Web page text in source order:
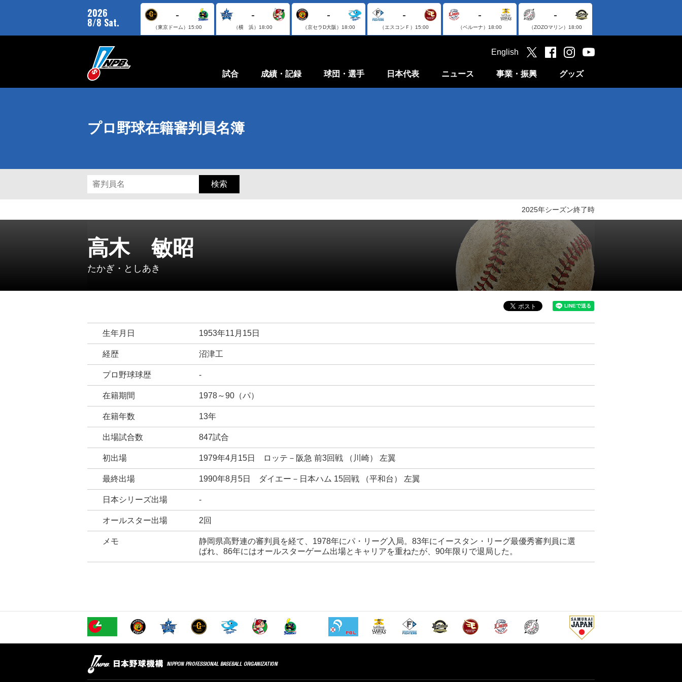
2026
8/8 Sat.
-
（東京ドーム） 15:00
-
（横 浜） 18:00
-
（京セラD大阪） 18:00
-
（エスコンＦ） 15:00
-
（ベルーナ） 18:00
-
（ZOZOマリン） 18:00
試合 成績・記録 球団・選手 日本代表 ニュース 事業・振興 グッズ
English
プロ野球在籍審判員名簿
2025年シーズン終了時
高木 敏昭
たかぎ・としあき
生年月日 1953年11月15日
経歴 沼津工
プロ野球球歴 -
在籍期間 1978～90（パ）
在籍年数 13年
出場試合数 847試合
初出場 1979年4月15日 ロッテ－阪急 前3回戦 （川崎） 左翼
最終出場 1990年8月5日 ダイエー－日本ハム 15回戦 （平和台） 左翼
日本シリーズ出場 -
オールスター出場 2回
メモ
静岡県高野連の審判員を経て、1978年にパ・リーグ入局。83年にイースタン・リーグ最優秀審判員に選
ばれ、86年にはオールスターゲーム出場とキャリアを重ねたが、90年限りで退局した。